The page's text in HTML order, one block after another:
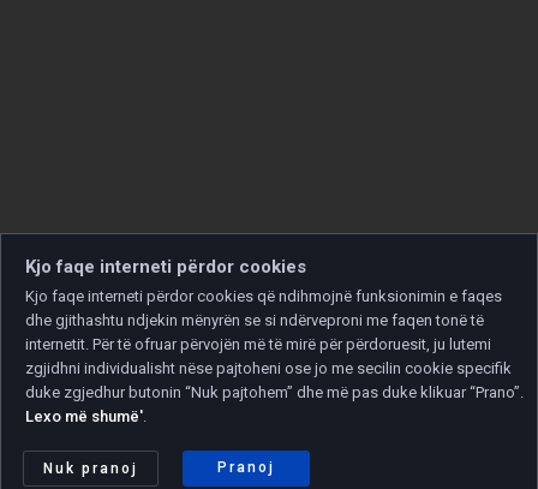
Copyright © 2026 Developed by
Politika e privatësisë Politika e cookies
Kjo faqe interneti përdor cookies
Kjo faqe interneti përdor cookies që ndihmojnë funksionimin e faqes
dhe gjithashtu ndjekin mënyrën se si ndërveproni me faqen tonë të
internetit. Për të ofruar përvojën më të mirë për përdoruesit, ju lutemi
zgjidhni individualisht nëse pajtoheni ose jo me secilin cookie specifik
duke zgjedhur butonin “Nuk pajtohem” dhe më pas duke klikuar “Prano”.
Lexo më shumë'.
Nuk pranoj Pranoj